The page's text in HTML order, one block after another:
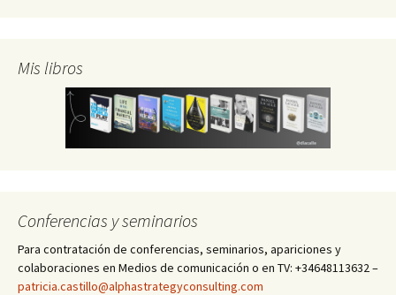
Mis libros
Conferencias y seminarios
Para contratación de conferencias, seminarios, apariciones y
colaboraciones en Medios de comunicación o en TV: +34648113632 –
patricia.castillo@alphastrategyconsulting.com